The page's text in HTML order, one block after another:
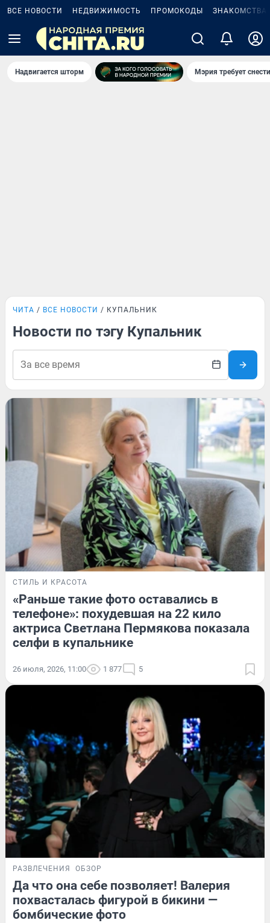
ВСЕ НОВОСТИ НЕДВИЖИМОСТЬ ПРОМОКОДЫ ЗНАКОМСТВА
Надвигается шторм Мэрия требует
ЧИТА ВСЕ НОВОСТИ КУПАЛЬНИК
Новости по тэгу Купальник
СТИЛЬ И КРАСОТА
«Раньше такие фото оставались в
телефоне»: похудевшая на 22 кило
актриса Светлана Пермякова показала
селфи в купальнике
26 июля, 2026, 11:00 1 877 5
РАЗВЛЕЧЕНИЯ ОБЗОР
Да что она себе позволяет! Валерия
похвасталась фигурой в бикини —
бомбические фото